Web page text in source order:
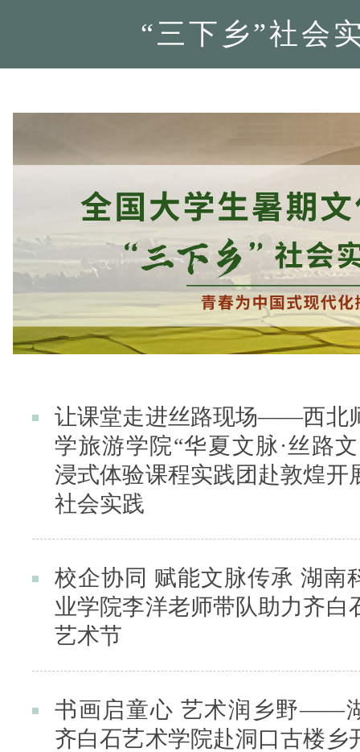
“三下乡”社会
让课堂走进丝路现场——西北
学旅游学院“华夏文脉·丝路
浸式体验课程实践团赴敦煌开
社会实践
校企协同 赋能文脉传承 湖南
业学院李洋老师带队助力齐白
艺术节
书画启童心 艺术润乡野——
齐白石艺术学院赴洞口古楼乡